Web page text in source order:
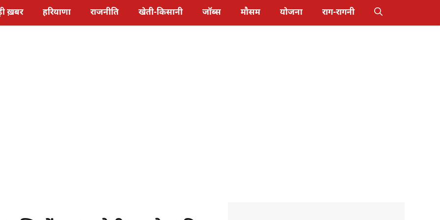
ख़बर हरियाणा राजनीति खेती-किसानी जॉब्स मौसम योजना राग-रागनी